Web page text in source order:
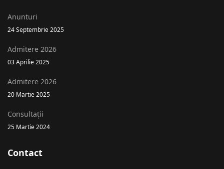
Anunturi
24 Septembrie 2025
Admitere 2026
03 Aprilie 2025
Admitere 2026
20 Martie 2025
Consultații
25 Martie 2024
Contact